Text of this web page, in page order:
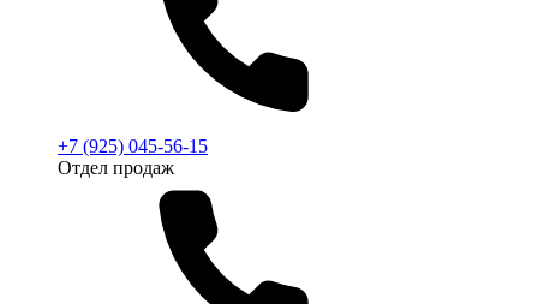
+7 (925) 045-56-15
Отдел продаж